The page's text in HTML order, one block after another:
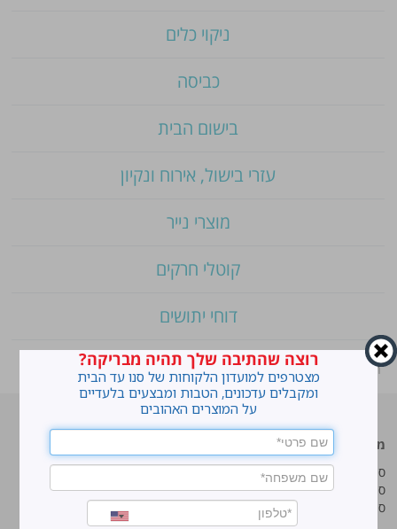
ניקוי כלים
כביסה
בישום הבית
עזרי בישול, אירוח ונקיון
מוצרי נייר
קוטלי חרקים
דוחי יתושים
ראשי Shop
»מקסימה אבקת כביסה עם אפקט הז'אוול
מוצרים מובילים
סנו ז'אוול סופר ג'ל
סנו ז'אוול קצף ניקוי
סנו ז'אוול אבקת ניקוי
לנקות חלונות עם חיוך
עושים סדר בארון הנעליים
טיפים והמלצות מקצועיות לשימוש
רוצה שהתיבה שלך תהיה מבריקה?
מצטרפים למועדון הלקוחות של סנו עד הבית
ומקבלים עדכונים, הטבות ומבצעים בלעדיים
על המוצרים האהובים